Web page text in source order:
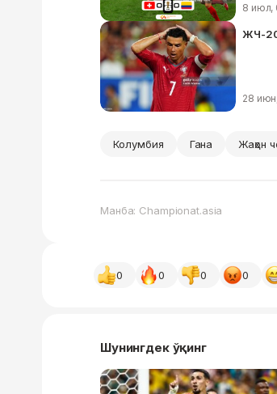
8 июл,
ЖЧ-
28
Колумбия Гана Жаҳон
Манба: Championat.asia
0 0 0 0
Шунингдек ўқинг